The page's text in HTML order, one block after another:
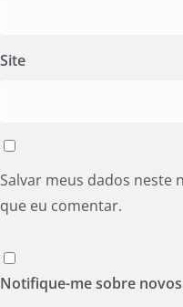
Site
Salvar meus dados neste
que eu comentar.
Notifique-me sobre